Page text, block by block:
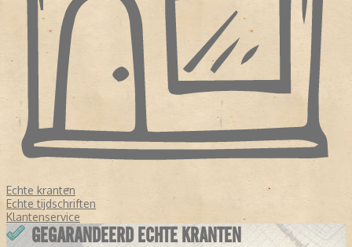
Echte kranten
Echte tijdschriften
Klantenservice
GEGARANDEERD ECHTE KRANTEN